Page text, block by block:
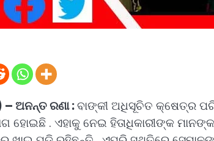
ଅନନ୍ତ ରଣା :ବାଙ୍କୀ ଅଧିସୂଚିତ କ୍ଷେତ୍ର
. ଏହାକୁ ନେଇ ହିତାଧିକାରୀଙ୍କ